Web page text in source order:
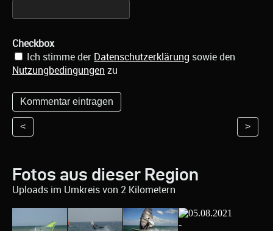
Checkbox
Ich stimme der Datenschutzerklärung sowie den
Nutzungbedingungen zu
< >
Fotos aus dieser Region
Uploads im Umkreis von 2 Kilometern